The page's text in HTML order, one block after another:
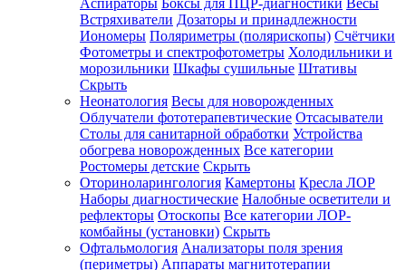
Аспираторы Боксы для ПЦР-диагностики Весы
Встряхиватели Дозаторы и принадлежности
Иономеры Поляриметры (полярископы) Счётчики
Фотометры и спектрофотометры Холодильники и
морозильники Шкафы сушильные Штативы
Скрыть
Неонатология Весы для новорожденных
Облучатели фототерапевтические Отсасыватели
Столы для санитарной обработки Устройства
обогрева новорожденных Все категории
Ростомеры детские Скрыть
Оториноларингология Камертоны Кресла ЛОР
Наборы диагностические Налобные осветители и
рефлекторы Отоскопы Все категории ЛОР-
комбайны (установки) Скрыть
Офтальмология Анализаторы поля зрения
(периметры) Аппараты магнитотерапии